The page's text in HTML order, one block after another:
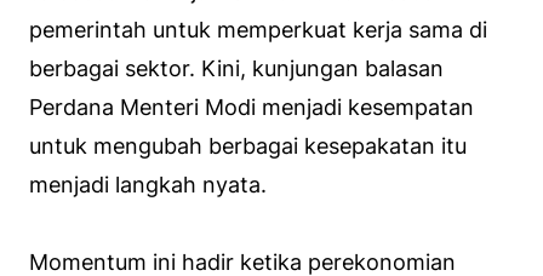
pemerintah untuk memperkuat kerja sama di
berbagai sektor. Kini, kunjungan balasan
Perdana Menteri Modi menjadi kesempatan
untuk mengubah berbagai kesepakatan itu
menjadi langkah nyata.
Momentum ini hadir ketika perekonomian